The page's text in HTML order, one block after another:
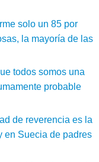
solo un 85 por
la mayoría de las
todos somos una
probable
de reverencia es la
en Suecia de padres